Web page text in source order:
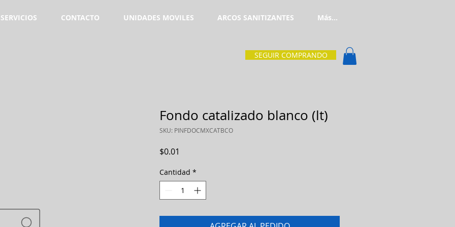
SERVICIOS CONTACTO UNIDADES MOVILES ARCOS SANITIZANTES Más...
Fondo catalizado blanco (lt)
SKU: PINFDOCMXCATBCO
$0.01
Cantidad *
SEGUIR COMPRANDO